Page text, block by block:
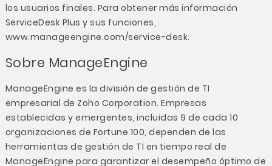
los usuarios finales. Para obtener más información
ServiceDesk Plus y sus funciones,
www.manageengine.com/service-desk.
Sobre ManageEngine
ManageEngine es la división de gestión de TI
empresarial de Zoho Corporation. Empresas
establecidas y emergentes, incluidas 9 de cada 10
organizaciones de Fortune 100, dependen de las
herramientas de gestión de TI en tiempo real de
ManageEngine para garantizar el desempeño óptimo de